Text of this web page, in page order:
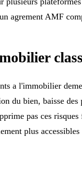
agrement AMF
a l'immobilier
du bien, baisse
pas ces risques
plus